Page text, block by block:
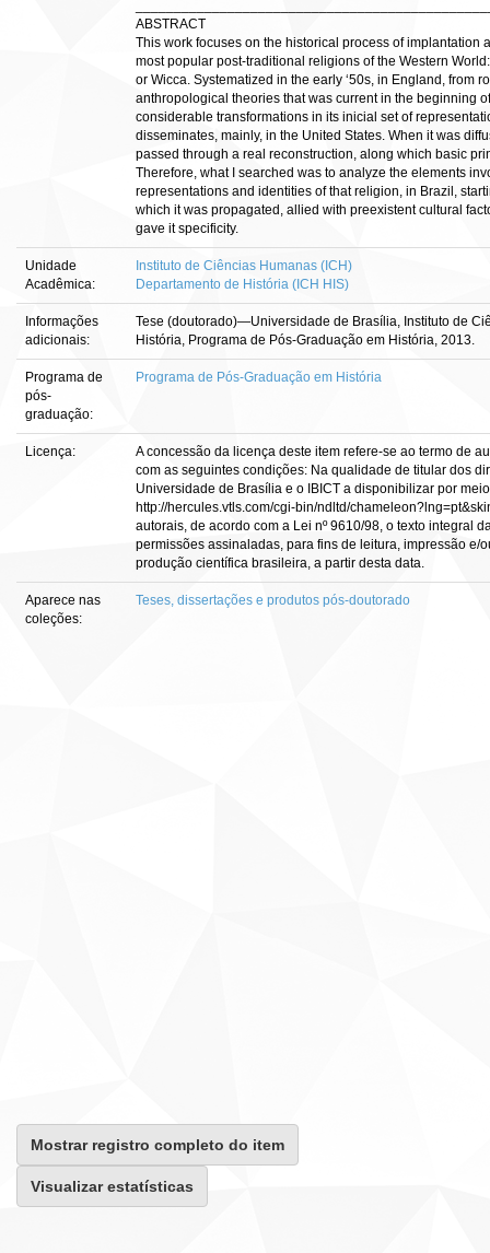
ABSTRACT
This work focuses on the historical process of implantation
most popular post-traditional religions of the Western
or Wicca. Systematized in the early ‘50s, in England, from
anthropological theories that was current in the beginning
considerable transformations in its inicial set of
disseminates, mainly, in the United States. When it was
passed through a real reconstruction, along which basic
Therefore, what I searched was to analyze the elements
representations and identities of that religion, in Brazil,
which it was propagated, allied with preexistent cultural
gave it specificity.
Unidade
Acadêmica:
Instituto de Ciências Humanas (ICH)
Departamento de História (ICH HIS)
Informações
adicionais:
Tese (doutorado)—Universidade de Brasília, Instituto de
História, Programa de Pós-Graduação em História, 2013.
Programa de
pós-
graduação:
Programa de Pós-Graduação em História
Licença:
A concessão da licença deste item refere-se ao termo de
com as seguintes condições: Na qualidade de titular dos
Universidade de Brasília e o IBICT a disponibilizar por
http://hercules.vtls.com/cgi-bin/ndltd/
autorais, de acordo com a Lei nº 9610/98, o texto integral
permissões assinaladas, para fins de leitura, impressão e/
produção científica brasileira, a partir desta data.
Aparece nas
coleções:
Teses, dissertações e produtos pós-doutorado
Mostrar registro completo do item
Visualizar estatísticas